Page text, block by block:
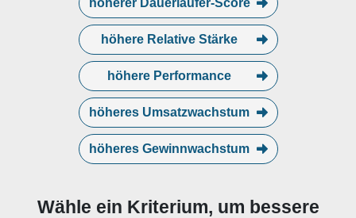
höherer Dauerläufer-Score
höhere Relative Stärke
höhere Performance
höheres Umsatzwachstum
höheres Gewinnwachstum
Wähle ein Kriterium, um bessere